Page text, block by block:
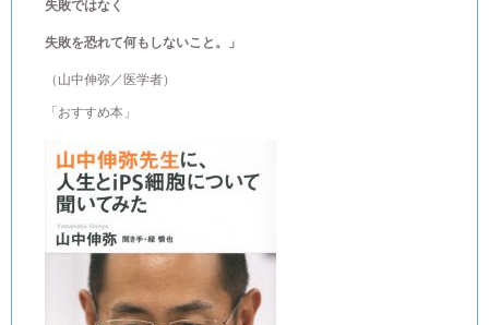
失敗ではなく
失敗を恐れて何もしないこと。」
（山中伸弥／医学者）
「おすすめ本」